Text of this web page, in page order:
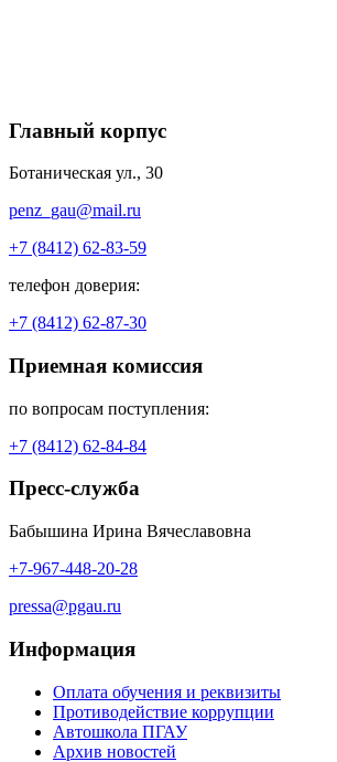
Главный корпус
Ботаническая ул., 30
penz_gau@mail.ru
+7 (8412) 62-83-59
телефон доверия:
+7 (8412) 62-87-30
Приемная комиссия
по вопросам поступления:
+7 (8412) 62-84-84
Пресс-служба
Бабышина Ирина Вячеславовна
+7-967-448-20-28
pressa@pgau.ru
Информация
Оплата обучения и реквизиты
Противодействие коррупции
Автошкола ПГАУ
Архив новостей